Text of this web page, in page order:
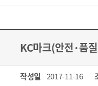
KC마크(안전·품
작성일 2017-11-16